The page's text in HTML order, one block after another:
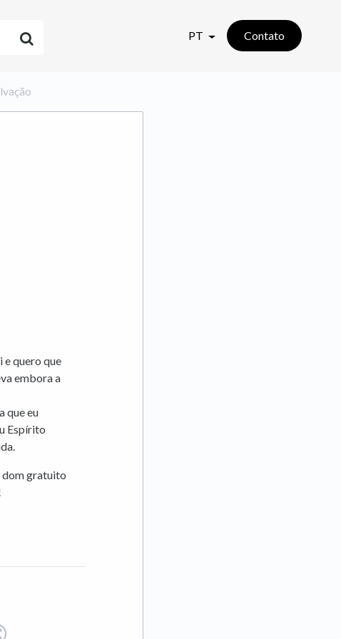
PT Contato
e quero que
embora a
que eu
Espírito
dom gratuito